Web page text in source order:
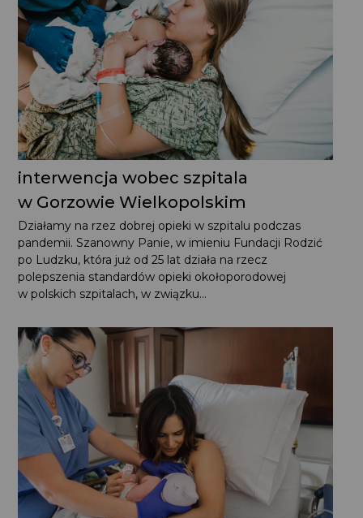
interwencja wobec szpitala
w Gorzowie Wielkopolskim
Działamy na rzez dobrej opieki w szpitalu podczas
pandemii. Szanowny Panie, w imieniu Fundacji Rodzić
po Ludzku, która już od 25 lat działa na rzecz
polepszenia standardów opieki okołoporodowej
w polskich szpitalach, w związku...